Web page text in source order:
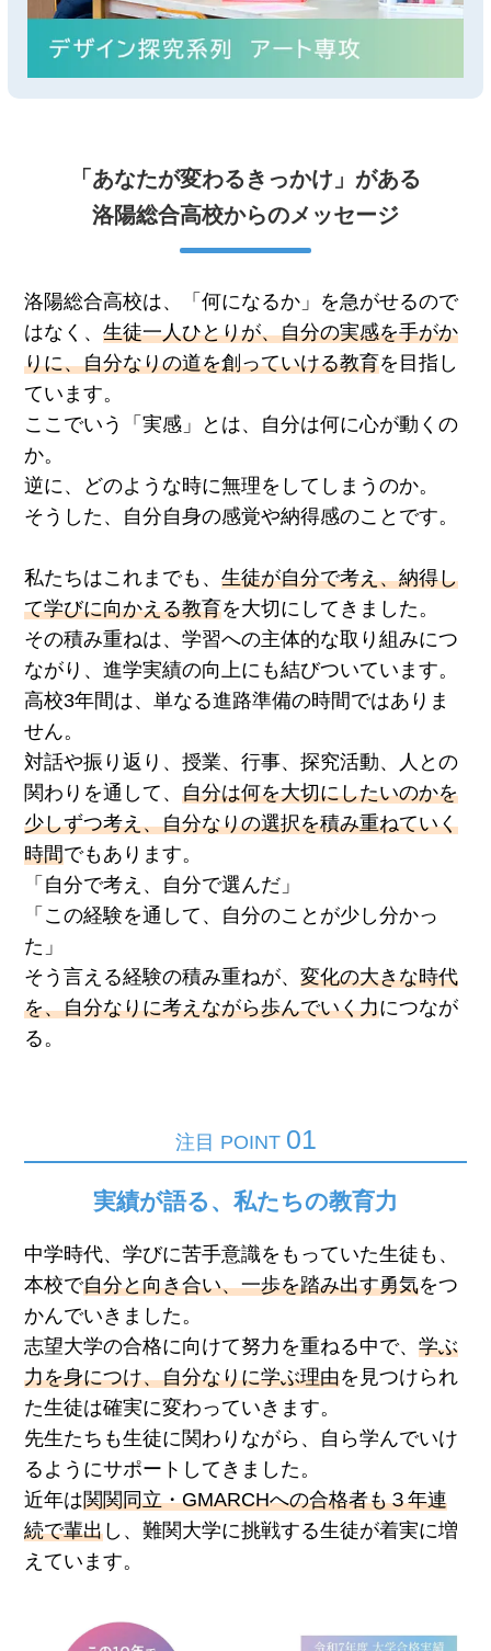
「あなたが変わるきっかけ」がある
洛陽総合高校からのメッセージ
洛陽総合高校は、「何になるか」を急がせるので
はなく、生徒一人ひとりが、自分の実感を手がか
りに、自分なりの道を創っていける教育を目指し
ています。
ここでいう「実感」とは、自分は何に心が動くの
か。
逆に、どのような時に無理をしてしまうのか。
そうした、自分自身の感覚や納得感のことです。
私たちはこれまでも、生徒が自分で考え、納得し
て学びに向かえる教育を大切にしてきました。
その積み重ねは、学習への主体的な取り組みにつ
ながり、進学実績の向上にも結びついています。
高校3年間は、単なる進路準備の時間ではありま
せん。
対話や振り返り、授業、行事、探究活動、人との
関わりを通して、自分は何を大切にしたいのかを
少しずつ考え、自分なりの選択を積み重ねていく
時間でもあります。
「自分で考え、自分で選んだ」
「この経験を通して、自分のことが少し分かっ
た」
そう言える経験の積み重ねが、変化の大きな時代
を、自分なりに考えながら歩んでいく力につなが
る。
注目 POINT 01
実績が語る、私たちの教育力
中学時代、学びに苦手意識をもっていた生徒も、
本校で自分と向き合い、一歩を踏み出す勇気をつ
かんでいきました。
志望大学の合格に向けて努力を重ねる中で、学ぶ
力を身につけ、自分なりに学ぶ理由を見つけられ
た生徒は確実に変わっていきます。
先生たちも生徒に関わりながら、自ら学んでいけ
るようにサポートしてきました。
近年は関関同立・GMARCHへの合格者も３年連
続で輩出 し、難関大学に挑戦する生徒が着実に増
えています。